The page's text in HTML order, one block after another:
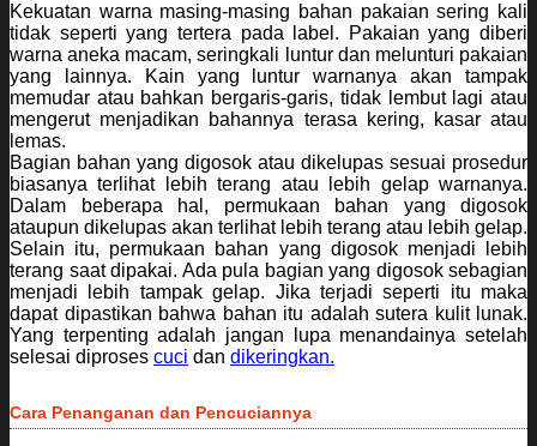
Kekuatan warna masing-masing bahan pakaian sering kali
tidak seperti yang tertera pada label. Pakaian yang diberi
warna aneka macam, seringkali luntur dan melunturi pakaian
yang lainnya. Kain yang luntur warnanya akan tampak
memudar atau bahkan bergaris-garis, tidak lembut lagi atau
mengerut menjadikan bahannya terasa kering, kasar atau
lemas.
Bagian bahan yang digosok atau dikelupas sesuai prosedur
biasanya terlihat lebih terang atau lebih gelap warnanya.
Dalam beberapa hal, permukaan bahan yang digosok
ataupun dikelupas akan terlihat lebih terang atau lebih gelap.
Selain itu, permukaan bahan yang digosok menjadi lebih
terang saat dipakai. Ada pula bagian yang digosok sebagian
menjadi lebih tampak gelap. Jika terjadi seperti itu maka
dapat dipastikan bahwa bahan itu adalah sutera kulit lunak.
Yang terpenting adalah jangan lupa menandainya setelah
selesai diproses cuci dan dikeringkan.
Cara Penanganan dan Pencuciannya